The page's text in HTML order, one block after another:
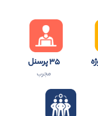
۳۵ پرسنل
مجرب